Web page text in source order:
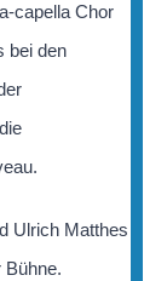
capella Chor
bei den
Ulrich Matthes
Bühne.